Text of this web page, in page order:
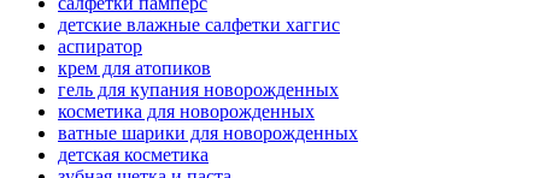
детские влажные салфетки хаггис
аспиратор
крем для атопиков
гель для купания новорожденных
косметика для новорожденных
ватные шарики для новорожденных
детская косметика